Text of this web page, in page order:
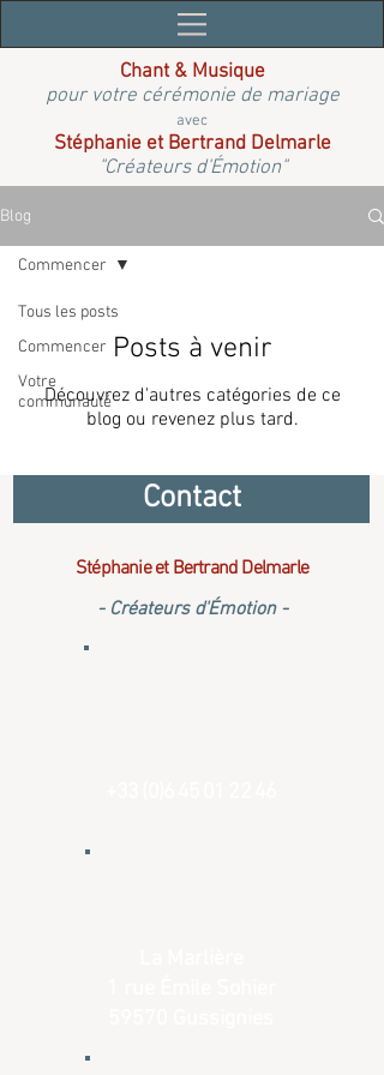
Chant & Musique
pour votre cérémonie de mariage
avec
Stéphanie et Bertrand Delmarle
"Créateurs d'Émotion"
Blog
Tous les posts
Commencer
Votre
communauté
Commencer
Posts à venir
Découvrez d'autres catégories de ce
blog ou revenez plus tard.
Contact
Stéphanie et Bertrand Delmarle
- Créateurs d'Émotion -